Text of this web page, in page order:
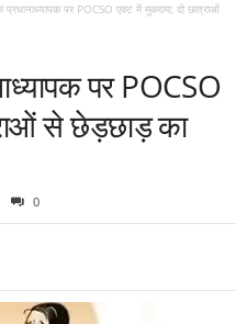
पर POCSO एक्ट में मुकदमा, दो छात्राओं
पर POCSO
से छेड़छाड़ का
0